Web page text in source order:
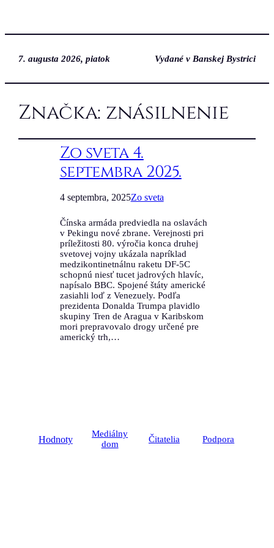
7. augusta 2026, piatok Vydané v Banskej Bystrici
Značka: znásilnenie
Zo sveta 4.
septembra 2025.
4 septembra, 2025Zo sveta
Čínska armáda predviedla na oslavách
v Pekingu nové zbrane. Verejnosti pri
príležitosti 80. výročia konca druhej
svetovej vojny ukázala napríklad
medzikontinetnálnu raketu DF-5C
schopnú niesť tucet jadrových hlavíc,
napísalo BBC. Spojené štáty americké
zasiahli loď z Venezuely. Podľa
prezidenta Donalda Trumpa plavidlo
skupiny Tren de Aragua v Karibskom
mori prepravovalo drogy určené pre
americký trh,…
Hodnoty
Mediálny
dom
Čitatelia Podpora